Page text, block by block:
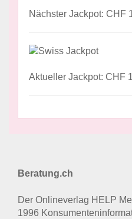
Nächster Jackpot: CHF
Aktueller Jackpot: CHF
Beratung.ch
Der Onlineverlag HELP
1996